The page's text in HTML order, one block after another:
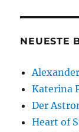
NEUESTE
Katerina
Der
Heart of